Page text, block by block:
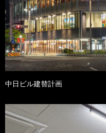
中日ビル建替計画